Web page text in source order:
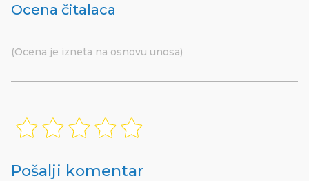
Ocena čitalaca
(Ocena je izneta na osnovu unosa)
Pošalji komentar